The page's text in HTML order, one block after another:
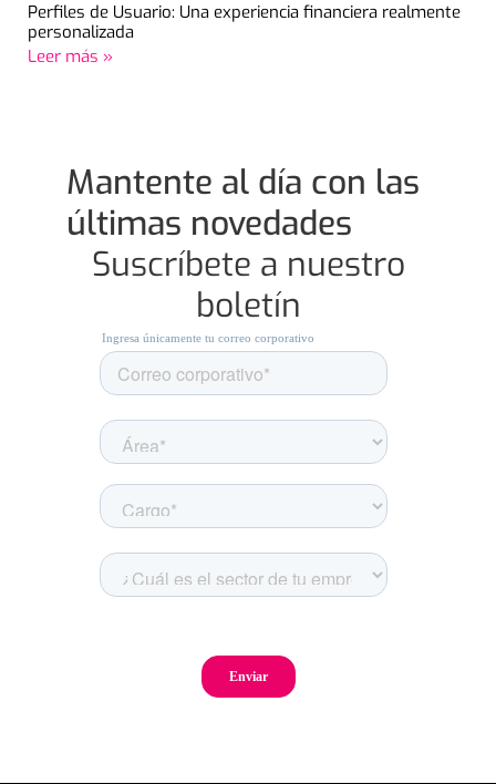
Perfiles de Usuario: Una experiencia financiera realmente
personalizada
Leer más »
Mantente al día con las
últimas novedades
Suscríbete a nuestro
boletín